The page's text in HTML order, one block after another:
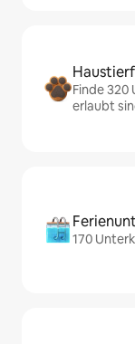
Finde
erlaubt
170